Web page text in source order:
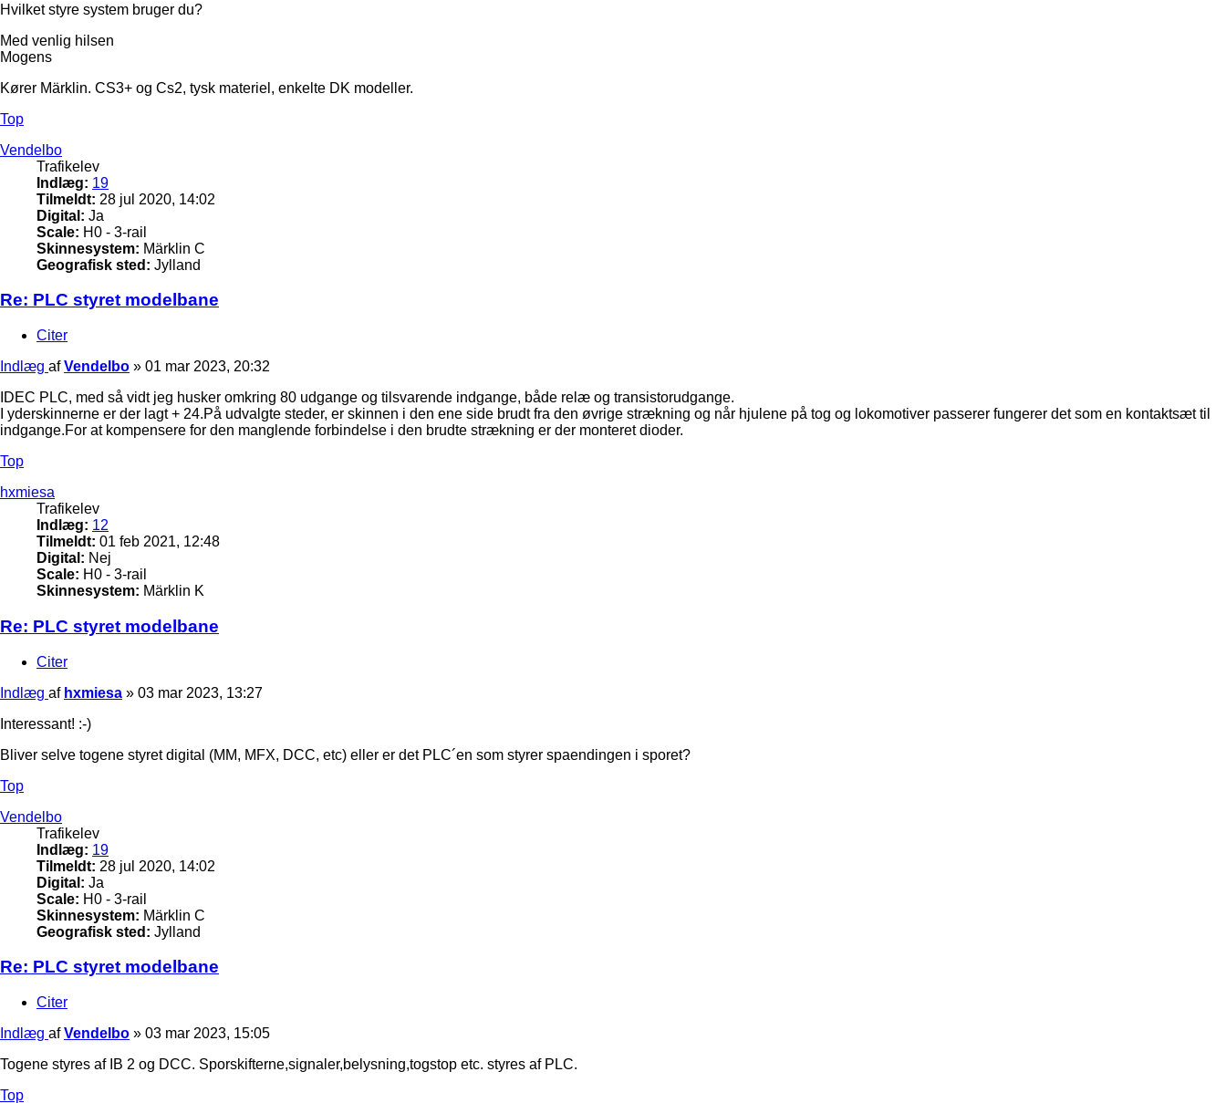
Hvilket styre system bruger du?
Med venlig hilsen
Mogens
Kører Märklin. CS3+ og Cs2, tysk materiel, enkelte DK modeller.
Top
Vendelbo
Trafikelev
Indlæg: 19
Tilmeldt: 28 jul 2020, 14:02
Digital: Ja
Scale: H0 - 3-rail
Skinnesystem: Märklin C
Geografisk sted: Jylland
Re: PLC styret modelbane
Citer
Indlæg afVendelbo » 01 mar 2023, 20:32
IDEC PLC, med så vidt jeg husker omkring 80 udgange og tilsvarende indgange, både relæ og transistorudgange.
I yderskinnerne er der lagt + 24.På udvalgte steder, er skinnen i den ene side brudt fra den øvrige strækning og når hjulene på tog og lokomotiver passerer fungerer det som en kontaktsæt til
indgange.For at kompensere for den manglende forbindelse i den brudte strækning er der monteret dioder.
Top
hxmiesa
Trafikelev
Indlæg: 12
Tilmeldt: 01 feb 2021, 12:48
Digital: Nej
Scale: H0 - 3-rail
Skinnesystem: Märklin K
Re: PLC styret modelbane
Citer
Indlæg af hxmiesa » 03 mar 2023, 13:27
Interessant! :-)
Bliver selve togene styret digital (MM, MFX, DCC, etc) eller er det PLC´en som styrer spaendingen i sporet?
Top
Vendelbo
Trafikelev
Indlæg: 19
Tilmeldt: 28 jul 2020, 14:02
Digital: Ja
Scale: H0 - 3-rail
Skinnesystem: Märklin C
Geografisk sted: Jylland
Re: PLC styret modelbane
Citer
Indlæg afVendelbo » 03 mar 2023, 15:05
Togene styres af IB 2 og DCC. Sporskifterne,signaler,belysning,togstop etc. styres af PLC.
Top